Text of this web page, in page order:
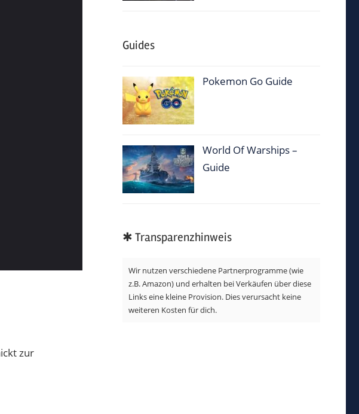
zur
Guides
Pokemon Go Guide
World Of Warships –
Guide
✱ Transparenzhinweis
Wir nutzen verschiedene Partnerprogramme (wie
z.B. Amazon) und erhalten bei Verkäufen über diese
Links eine kleine Provision. Dies verursacht keine
weiteren Kosten für dich.